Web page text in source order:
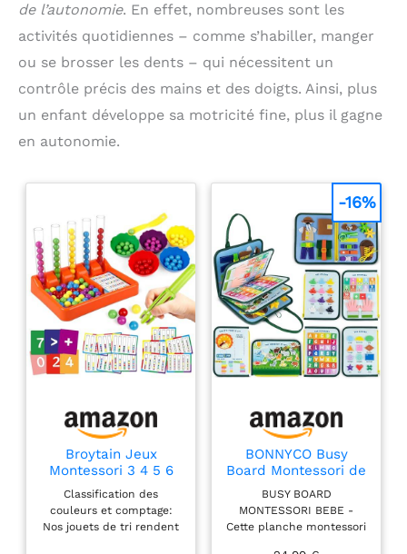
de l’autonomie. En effet, nombreuses sont les
activités quotidiennes – comme s’habiller, manger
ou se brosser les dents – qui nécessitent un
contrôle précis des mains et des doigts. Ainsi, plus
un enfant développe sa motricité fine, plus il gagne
en autonomie.
Broytain Jeux
Montessori 3 4 5 6
Ans, Jouet pour
Comptage et Tri
Classification des
couleurs et comptage:
Nos jouets de tri rendent
BONNYCO Busy
Board Montessori de
Feutre. Jouet
Montessori Educatif,
Malette Busy Book
Motricité Fine.
BUSY BOARD
MONTESSORI BEBE -
Cette planche montessori
-16%